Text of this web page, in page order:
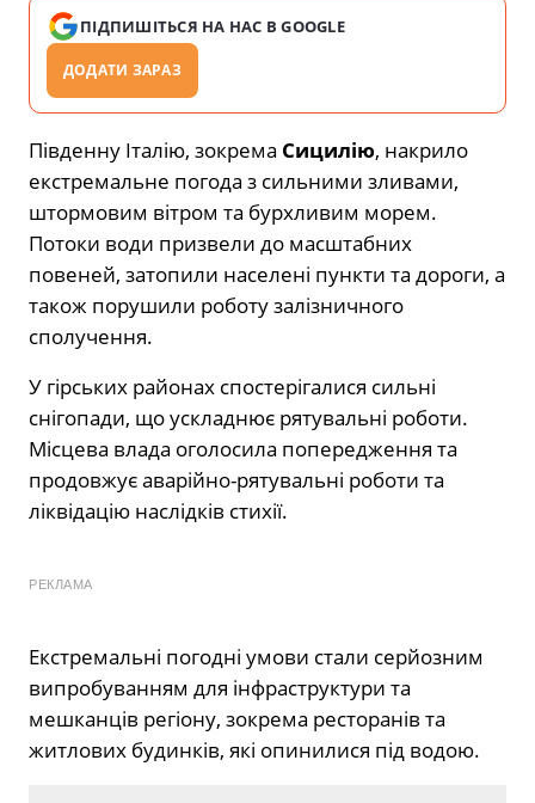
ПІДПИШІТЬСЯ НА НАС В GOOGLE
ДОДАТИ ЗАРАЗ
Південну Італію, зокрема Сицилію, накрило
екстремальне погода з сильними зливами,
штормовим вітром та бурхливим морем.
Потоки води призвели до масштабних
повеней, затопили населені пункти та дороги, а
також порушили роботу залізничного
сполучення.
У гірських районах спостерігалися сильні
снігопади, що ускладнює рятувальні роботи.
Місцева влада оголосила попередження та
продовжує аварійно-рятувальні роботи та
ліквідацію наслідків стихії.
РЕКЛАМА
Екстремальні погодні умови стали серйозним
випробуванням для інфраструктури та
мешканців регіону, зокрема ресторанів та
житлових будинків, які опинилися під водою.